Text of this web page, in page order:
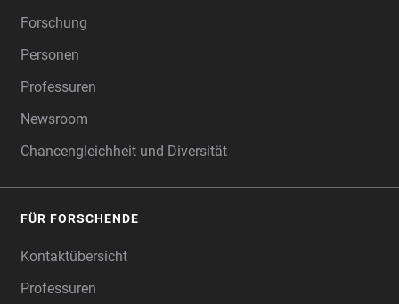
Forschung
Personen
Professuren
Newsroom
Chancengleichheit und Diversität
FÜR FORSCHENDE
Kontaktübersicht
Professuren